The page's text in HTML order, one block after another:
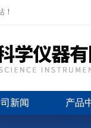
新闻 产品